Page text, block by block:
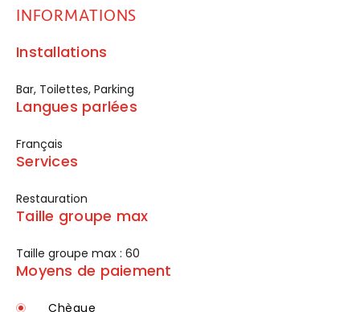
INFORMATIONS
Installations
Bar, Toilettes, Parking
Langues parlées
Français
Services
Restauration
Taille groupe max
Taille groupe max : 60
Moyens de paiement
Chèque